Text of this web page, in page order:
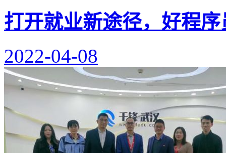
打开就业新途径，好程
2022-04-08